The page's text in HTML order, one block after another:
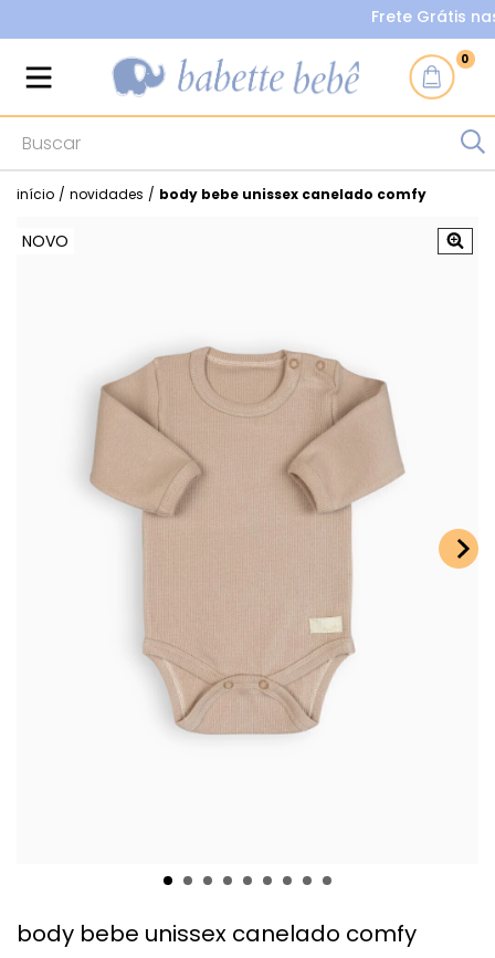
Frete Grátis nas
0
início / novidades / body bebe unissex canelado comfy
NOVO
body bebe unissex canelado comfy